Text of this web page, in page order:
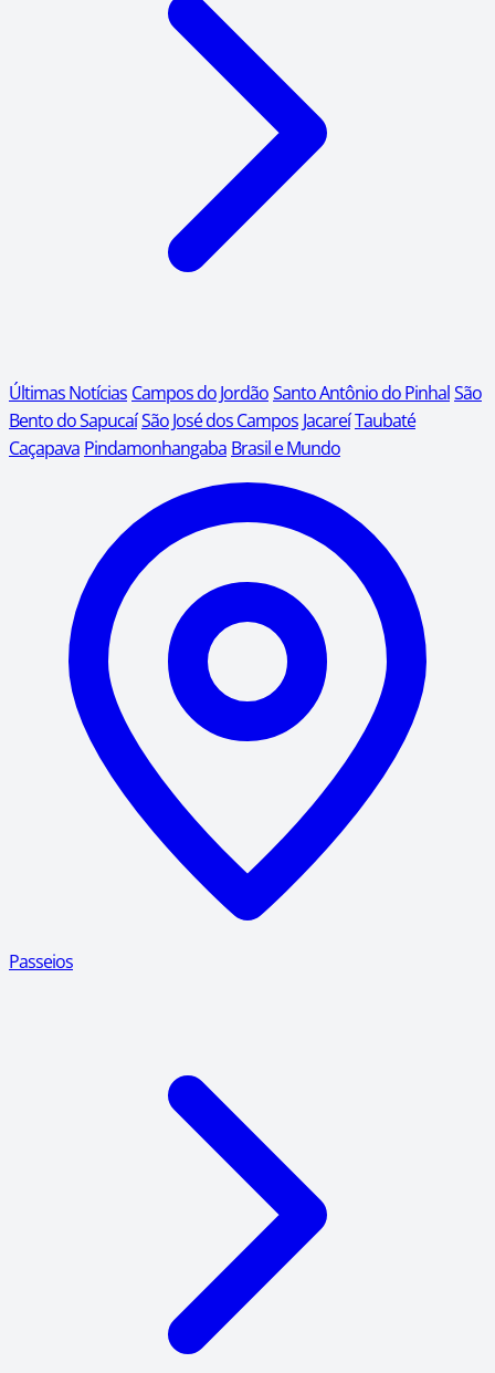
Últimas Notícias Campos do JordãoSanto Antônio do PinhalSão
Bento do SapucaíSão José dos Campos JacareíTaubaté
Caçapava Pindamonhangaba Brasil e Mundo
Passeios